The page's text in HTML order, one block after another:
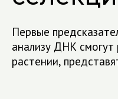
Первые
анализу ДНК
растении,